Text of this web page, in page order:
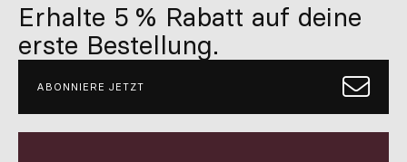
Erhalte 5 % Rabatt auf deine
erste Bestellung.
ABONNIERE JETZT